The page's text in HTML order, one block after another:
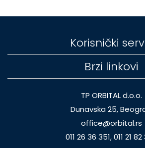
Korisnički
Brzi linkovi
TP ORBITAL d.o.o.
Dunavska 25,
office@orbital.rs
011 26 36 351, 011 21